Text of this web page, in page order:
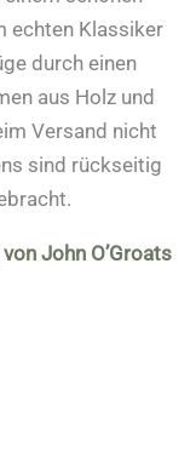
echten Klassiker
durch einen
aus Holz und
Versand nicht
sind rückseitig
John O’Groats